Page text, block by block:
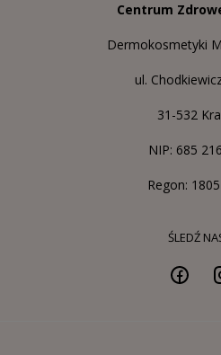
Centrum
Dermokosmetyki
ul.
31-532
NIP: 685
Regon:
ŚLEDŹ